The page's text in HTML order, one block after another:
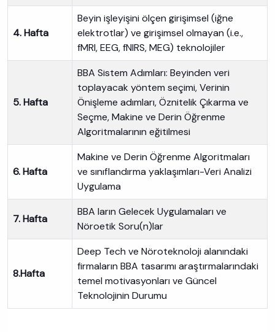
4. Hafta
Beyin işleyişini ölçen girişimsel (iğne
elektrotlar) ve girişimsel olmayan (i.e.,
fMRI, EEG, fNIRS, MEG) teknolojiler
5. Hafta
BBA Sistem Adımları: Beyinden veri
toplayacak yöntem seçimi, Verinin
Önişleme adımları, Öznitelik Çıkarma ve
Seçme, Makine ve Derin Öğrenme
Algoritmalarının eğitilmesi
6. Hafta
Makine ve Derin Öğrenme Algoritmaları
ve sınıflandırma yaklaşımları-Veri Analizi
Uygulama
7. Hafta
BBA ların Gelecek Uygulamaları ve
Nöroetik Soru(n)lar
8.Hafta
Deep Tech ve Nöroteknoloji alanındaki
firmaların BBA tasarımı araştırmalarındaki
temel motivasyonları ve Güncel
Teknolojinin Durumu